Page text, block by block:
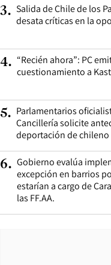
3. Salida de Chile de los
desata críticas en la
4. “Recién ahora”: PC
cuestionamiento a
5. Parlamentarios
Cancillería solicite
deportación de chileno
6. Gobierno evalúa
excepción en barrios
estarían a cargo de
las FF.AA.